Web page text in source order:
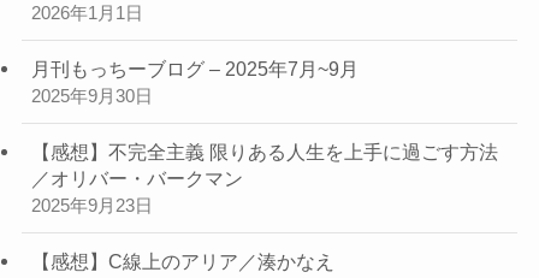
2026年1月1日
月刊もっちーブログ – 2025年7月~9月
2025年9月30日
【感想】不完全主義 限りある人生を上手に過ごす方法
／オリバー・バークマン
2025年9月23日
【感想】C線上のアリア／湊かなえ